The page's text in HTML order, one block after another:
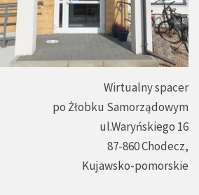
Wirtualny spacer
po Żłobku Samorządowym
ul.Waryńskiego 16
87-860 Chodecz,
Kujawsko-pomorskie